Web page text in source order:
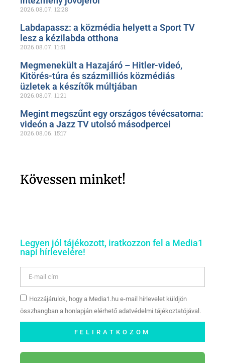
2026.08.07. 12:28
Labdapassz: a közmédia helyett a Sport TV
lesz a kézilabda otthona
2026.08.07. 11:51
Megmenekült a Hazajáró – Hitler-videó,
Kitörés-túra és százmilliós közmédiás
üzletek a készítők múltjában
2026.08.07. 11:21
Megint megszűnt egy országos tévécsatorna:
videón a Jazz TV utolsó másodpercei
2026.08.06. 15:17
Kövessen minket!
Legyen jól tájékozott, iratkozzon fel a Media1
napi hírlevelére!
Hozzájárulok, hogy a Media1.hu e-mail hírlevelet küldjön
összhangban a honlapján elérhető adatvédelmi tájékoztatójával.
FELIRATKOZOM